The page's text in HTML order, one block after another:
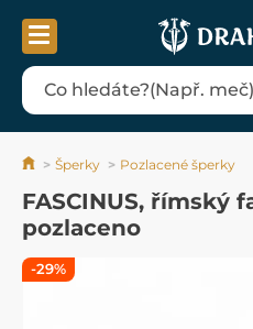
Šperky Pozlacené šperky
FASCINUS, římský
pozlaceno
-29%